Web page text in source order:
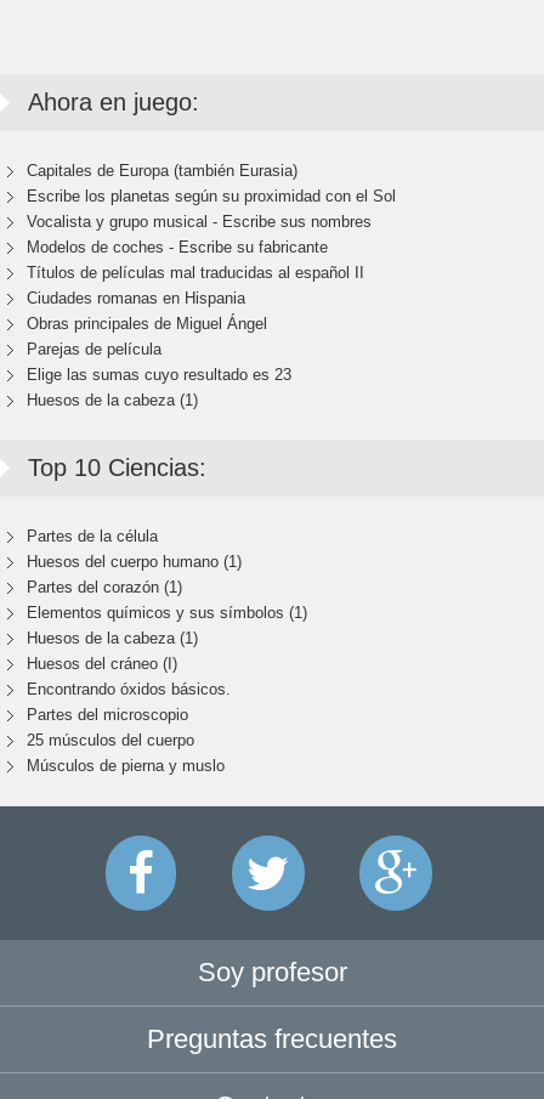
Ahora en juego:
Capitales de Europa (también Eurasia)
Escribe los planetas según su proximidad con el Sol
Vocalista y grupo musical - Escribe sus nombres
Modelos de coches - Escribe su fabricante
Títulos de películas mal traducidas al español II
Ciudades romanas en Hispania
Obras principales de Miguel Ángel
Parejas de película
Elige las sumas cuyo resultado es 23
Huesos de la cabeza (1)
Top 10 Ciencias:
Partes de la célula
Huesos del cuerpo humano (1)
Partes del corazón (1)
Elementos químicos y sus símbolos (1)
Huesos de la cabeza (1)
Huesos del cráneo (I)
Encontrando óxidos básicos.
Partes del microscopio
25 músculos del cuerpo
Músculos de pierna y muslo
Soy profesor
Preguntas frecuentes